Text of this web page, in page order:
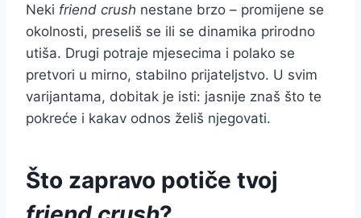
Neki friend crush nestane brzo – promijene se
okolnosti, preseliš se ili se dinamika prirodno
utiša. Drugi potraje mjesecima i polako se
pretvori u mirno, stabilno prijateljstvo. U svim
varijantama, dobitak je isti: jasnije znaš što te
pokreće i kakav odnos želiš njegovati.
Što zapravo potiče tvoj